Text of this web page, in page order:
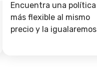
Encuentra una política
más flexible al mismo
precio y la